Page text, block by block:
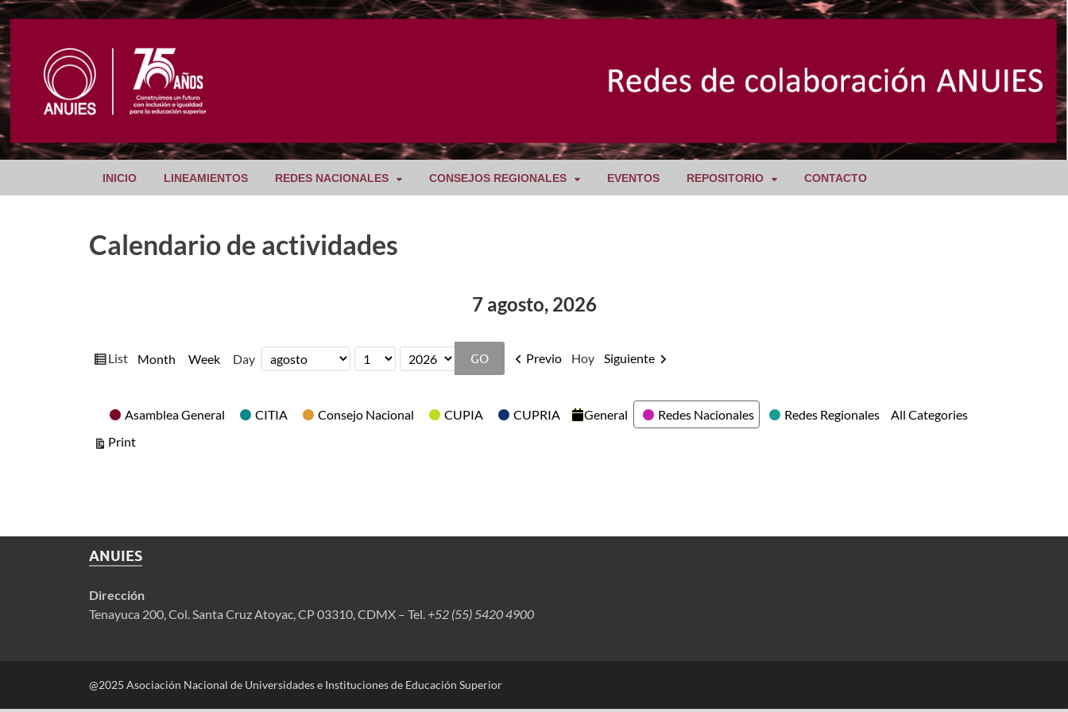
INICIO LINEAMIENTOS REDES NACIONALES CONSEJOS REGIONALES EVENTOS REPOSITORIO CONTACTO
Calendario de actividades
7 agosto, 2026
View
List Month Week Day
Month
Day
Year
Previo Hoy Siguiente
CategoriesAsamblea General CITIA Consejo Nacional CUPIA CUPRIA General Redes Nacionales Redes Regionales
All Categories
PrintView
ANUIES
Dirección
Tenayuca 200, Col. Santa Cruz Atoyac, CP 03310, CDMX – Tel. +52 (55) 5420 4900
@2025 Asociación Nacional de Universidades e Instituciones de Educación Superior